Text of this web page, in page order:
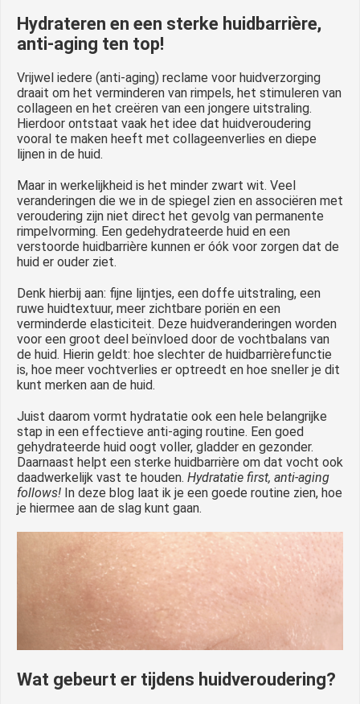
Hydrateren en een sterke huidbarrière,
anti-aging ten top!
Vrijwel iedere (anti-aging) reclame voor huidverzorging
draait om het verminderen van rimpels, het stimuleren van
collageen en het creëren van een jongere uitstraling.
Hierdoor ontstaat vaak het idee dat huidveroudering
vooral te maken heeft met collageenverlies en diepe
lijnen in de huid.
Maar in werkelijkheid is het minder zwart wit. Veel
veranderingen die we in de spiegel zien en associëren met
veroudering zijn niet direct het gevolg van permanente
rimpelvorming. Een gedehydrateerde huid en een
verstoorde huidbarrière kunnen er óók voor zorgen dat de
huid er ouder ziet.
Denk hierbij aan: fijne lijntjes, een doffe uitstraling, een
ruwe huidtextuur, meer zichtbare poriën en een
verminderde elasticiteit. Deze huidveranderingen worden
voor een groot deel beïnvloed door de vochtbalans van
de huid. Hierin geldt: hoe slechter de huidbarrièrefunctie
is, hoe meer vochtverlies er optreedt en hoe sneller je dit
kunt merken aan de huid.
Juist daarom vormt hydratatie ook een hele belangrijke
stap in een effectieve anti-aging routine. Een goed
gehydrateerde huid oogt voller, gladder en gezonder.
Daarnaast helpt een sterke huidbarrière om dat vocht ook
daadwerkelijk vast te houden. Hydratatie first, anti-aging
follows! In deze blog laat ik je een goede routine zien, hoe
je hiermee aan de slag kunt gaan.
Wat gebeurt er tijdens huidveroudering?